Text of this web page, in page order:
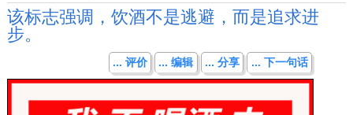
该标志强调，饮酒不是逃避，而是追求进
步。
... 评价 ... 编辑 ... 分享 ... 下一句话